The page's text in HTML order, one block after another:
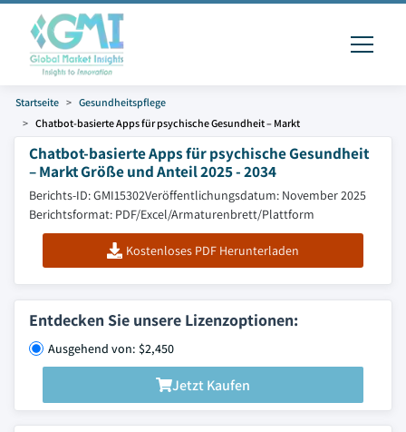
Startseite
Gesundheitspflege
Chatbot-basierte Apps für psychische Gesundheit – Markt
Chatbot-basierte Apps für psychische Gesundheit
– Markt Größe und Anteil 2025 - 2034
Berichts-ID: GMI15302Veröffentlichungsdatum: November 2025
Berichtsformat: PDF/Excel/Armaturenbrett/Plattform
Kostenloses PDF Herunterladen
Entdecken Sie unsere Lizenzoptionen:
Ausgehend von: $2,450
Jetzt Kaufen